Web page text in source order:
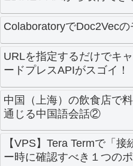
ColaboratoryでDoc2Vecの
URLを指定するだけでキ
ードプレスAPIがスゴイ！
中国（上海）の飲食店で
通じる中国語会話②
【VPS】Tera Termで「
ー時に確認すべき１つの